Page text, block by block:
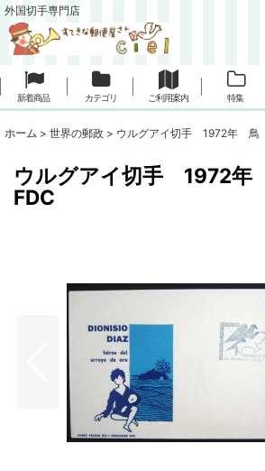
外国切手専門店
新着商品 カテゴリ ご利用案内 特集
ホーム > 世界の郵政 > ウルグアイ切手 1972年
ウルグアイ切手 1972
FDC